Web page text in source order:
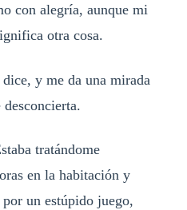
con alegría, aunque mi
otra cosa.
y me da una mirada
tratándome
en la habitación y
un estúpido juego,